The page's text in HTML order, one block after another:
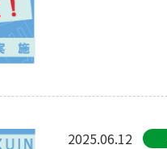
2025.06.12